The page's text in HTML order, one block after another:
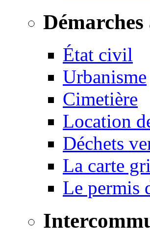
État civil
Urbanisme
Cimetière
Location
Déchets
La carte
Le permis